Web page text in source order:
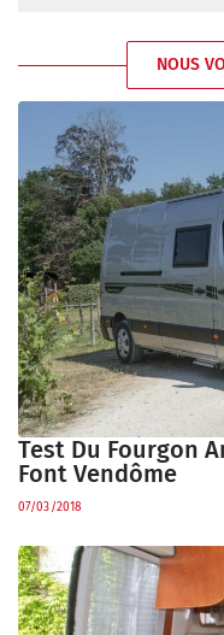
NOUS
Test Du Fourgon
Font Vendôme
07/03/2018